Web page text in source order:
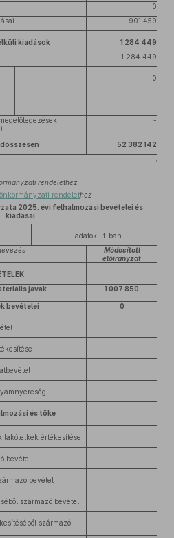
0
901 459
kiadások
1 284 449
1 284 449
0
-
52 382 142
”
rendelethez
rendelethez
2025. évi felhalmozási bevételei és
kiadásai
adatok Ft-ban
Módosított
előirányzat
javak
1 007 850
bevételei 0
és tőke
értékesítése
bevétel
bevétel
származó bevétel
származó